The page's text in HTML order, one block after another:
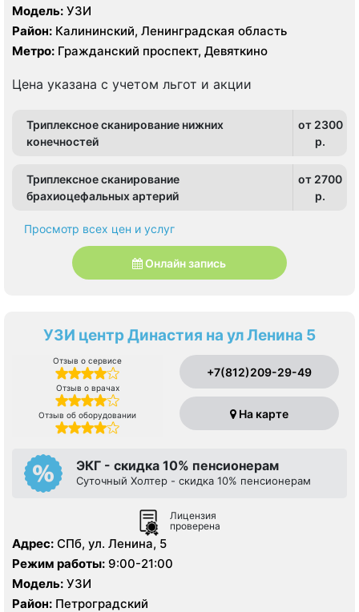
Модель: УЗИ
Район: Калининский, Ленинградская область
Метро: Гражданский проспект, Девяткино
Цена указана с учетом льгот и акции
Триплексное сканирование нижних
конечностей
от 2300
p.
Триплексное сканирование
брахиоцефальных артерий
от 2700
p.
Просмотр всех цен и услуг
Онлайн запись
УЗИ центр Династия на ул Ленина 5
Отзыв о сервисе
Отзыв о врачах
Отзыв об оборудовании
+7(812)209-29-49
На карте
ЭКГ - скидка 10% пенсионерам
Суточный Холтер - скидка 10% пенсионерам
Лицензия
проверена
Адрес: СПб, ул. Ленина, 5
Режим работы: 9:00-21:00
Модель: УЗИ
Район: Петроградский